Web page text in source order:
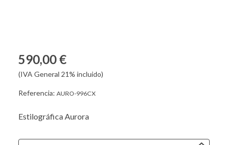
590,00 €
(IVA General 21% incluido)
Referencia: AURO-996CX
Estilográfica Aurora